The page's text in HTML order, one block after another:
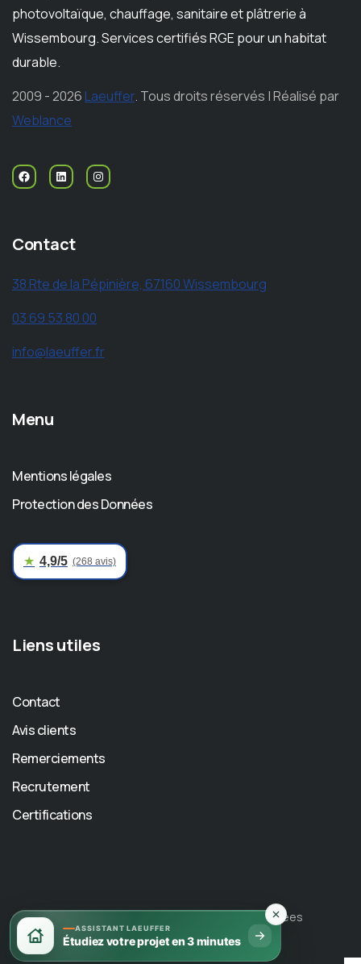
photovoltaïque, chauffage, sanitaire et plâtrerie à
Wissembourg. Services certifiés RGE pour un habitat
durable.
2009 - 2026Laeuffer. Tous droits réservés | Réalisé par
Weblance
Contact
38 Rte de la Pépinière, 67160 Wissembourg
03 69 53 80 00
info@laeuffer.fr
Menu
Mentions légales
Protection des Données
★ 4,9/5 (268 avis)
Liens utiles
Contact
Avis clients
Remerciements
Recrutement
Certifications
Mentions légales Protection des Données